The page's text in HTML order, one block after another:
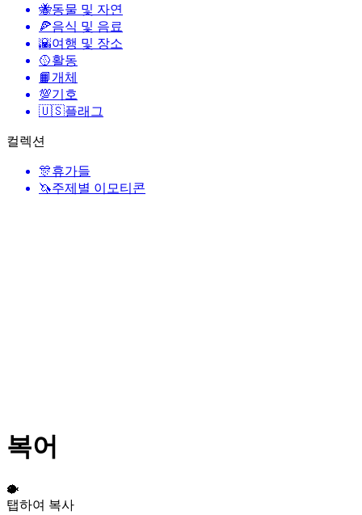
🐝동물 및 자연
🍕음식 및 음료
🌇여행 및 장소
🥎활동
📙개체
💯기호
🇺🇸플래그
컬렉션
🎊휴가들
🦄주제별 이모티콘
복어
🐡
탭하여 복사